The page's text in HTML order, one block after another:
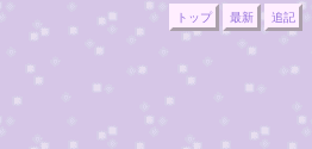
トップ 最新 追記